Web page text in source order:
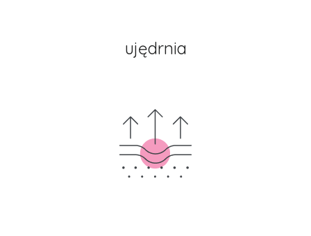
ujędrnia